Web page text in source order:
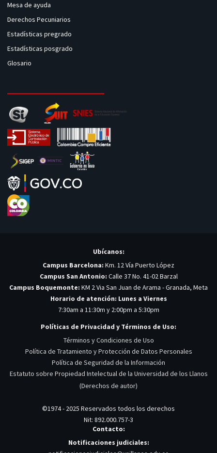
Mesa de ayuda
Derechos Pecuniarios
Estadísticas pregrado
Estadísticas posgrado
Glosario
Ubícanos:
Campus Barcelona: Km. 12 Vía Puerto López
Campus San Antonio: Calle 37 No. 41-02 Barzal
Campus Boquemonte: KM 2 Via San Juan de Arama - Granada, Meta
Horario de atención: Lunes a Viernes
7:30am a 11:30m y 2:00pm a 5:30pm
Políticas de Privacidad y Términos de Uso:
Términos y Condiciones de Uso
Política de Tratamiento y Protección de Datos Personales
Política de Seguridad de la Información
Estatuto sobre Propiedad Intelectual de la Universidad de los Llanos
(Derechos de autor)
©1974 - 2025 Reservados todos los derechos
Nit: 892.000.757-3
Contacto:
Notificaciones judiciales: